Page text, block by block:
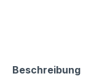
Beschreibung